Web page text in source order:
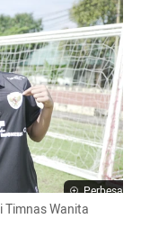
Perbesar
Timnas Wanita